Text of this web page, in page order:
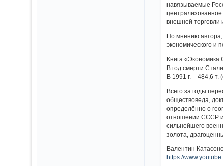
навязываемые
внешней торговли
По мнению автора,
экономического и
Книга
В год смерти
В 1991 г. – 484,6
Всего за годы
обществоведа,
определённо о
отношении СССР и
сильнейшего
золота,
Валентин
https://